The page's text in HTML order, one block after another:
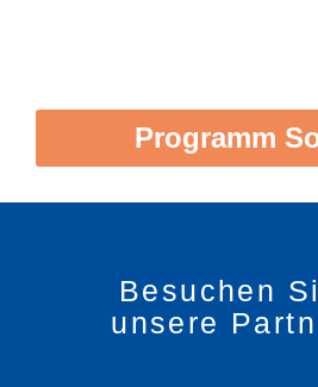
Programm
Besuchen
unsere